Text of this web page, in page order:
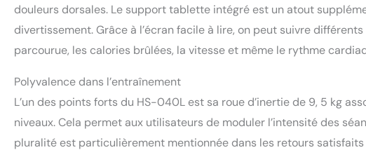
douleurs dorsales. Le support tablette intégré est un atout
divertissement. Grâce à l’écran facile à lire, on peut suivre
parcourue, les calories brûlées, la vitesse et même le rythme
Polyvalence dans l’entraînement
L’un des points forts du HS-040L est sa roue d’inertie de 9, 5 kg
niveaux. Cela permet aux utilisateurs de moduler l’intensité des
pluralité est particulièrement mentionnée dans les retours